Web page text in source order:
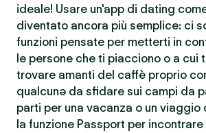
ideale! Usare un'app di dating
diventato ancora più semplice: ci
funzioni pensate per metterti in
le persone che ti piacciono o a cui
trovare amanti del caffè proprio
qualcunə da sfidare sui campi da
parti per una vacanza o un viaggio
la funzione Passport per